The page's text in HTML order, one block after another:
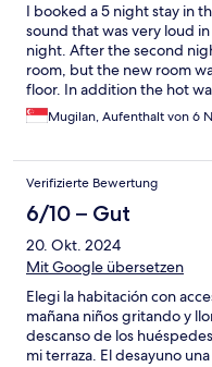
I booked a 5 night stay in
sound that was very loud
night. After the second
room, but the new room
floor. In addition the hot
new room.
Mugilan, Aufenthalt von 6
Verifizierte Bewertung
6/10 – Gut
20. Okt. 2024
Mit Google übersetzen
Elegi la habitación con
mañana niños gritando y
descanso de los
mi terraza. El desayuno